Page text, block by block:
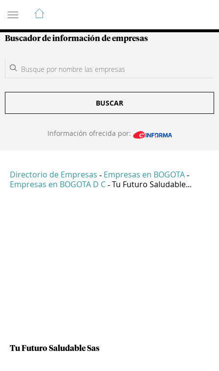
Guía de Empresas Colombianas
Buscador de información de empresas
BUSCAR
Información ofrecida por:
Directorio de Empresas - Empresas en BOGOTA -
Empresas en BOGOTA D C - Tu Futuro Saludable...
Tu Futuro Saludable Sas